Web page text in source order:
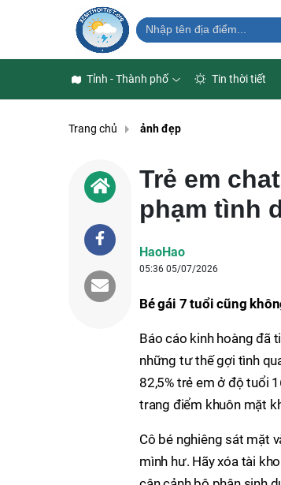
Tỉnh - Thành phố Tin thời tiết
Trang chủ ảnh đẹp
Trẻ em
phạm tình
HaoHao
05:36 05/07/2026
Bé gái 7 tuổi cũng
Báo cáo kinh hoàng đã
những tư thế gợi tình
82,5% trẻ em ở độ tuổi
trang điểm khuôn mặt
Cô bé nghiêng sát mặt
mình hư. Hãy xóa tài